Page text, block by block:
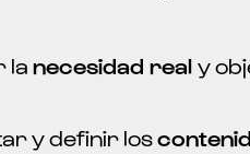
lanecesidad realy
y definir los